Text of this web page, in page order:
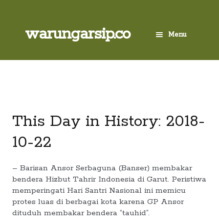
Skip
to
Skip
to
warungarsip.co Menu
Beranda
Foto
Suara
Suvenir
Cari Arsip
This Day in History: 2018-
10-22
– Barisan Ansor Serbaguna (Banser) membakar
bendera Hizbut Tahrir Indonesia di Garut. Peristiwa
memperingati Hari Santri Nasional ini memicu
protes luas di berbagai kota karena GP Ansor
dituduh membakar bendera “tauhid”.